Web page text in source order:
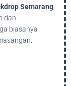
Semarang
dan
biasanya